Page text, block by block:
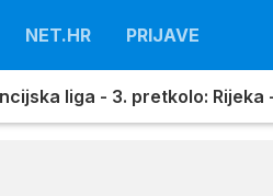
NET.HR PRIJAVE
liga - 3. pretkolo: Rijeka